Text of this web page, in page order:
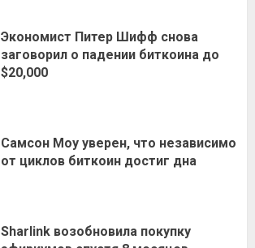
Экономист Питер Шифф снова
заговорил о падении биткоина до
$20,000
Самсон Моу уверен, что независимо
от циклов биткоин достиг дна
Sharlink возобновила покупку